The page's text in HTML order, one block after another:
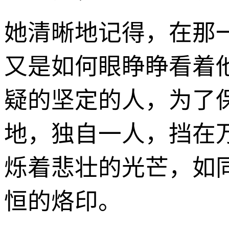
她清晰地记得，在那
又是如何眼睁睁看着
疑的坚定的人，为了
地，独自一人，挡在
烁着悲壮的光芒，如
恒的烙印。